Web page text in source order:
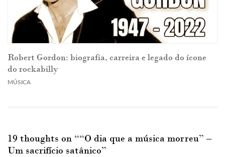
Robert Gordon: biografia, carreira e legado do ícone
do rockabilly
MÚSICA
19 thoughts on ““O dia que a música morreu” –
Um sacrifício satânico”